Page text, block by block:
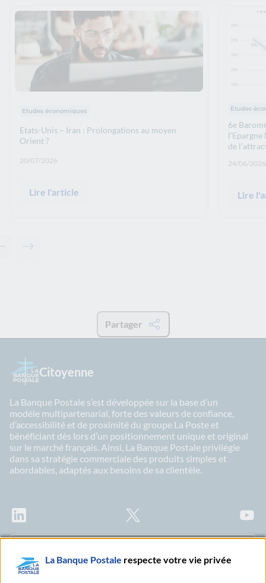
Thématiques : :
Etudes économiques
Etats-Unis – Iran : Prolongations au moyen
Orient ?
Date de publication: :
20/07/2026
Lire l'article
Etudes
6e
de
Date de
24/06/2026
Lire
Contenu précédent - Actualités associées
Contenu suivant - Actualités associées
Partager
Citoyenne
La Banque Postale s’est développée sur la base d’un
modèle multipartenarial, forte des valeurs de confiance,
d’accessibilité et de proximité du groupe La Poste et
bénéficiant dès lors d’un positionnement unique et original
sur le marché français. Ainsi, La Banque Postale privilégie
dans sa stratégie commerciale des produits simples et
abordables, adaptés aux besoins de sa clientèle.
Citoyenne
La Banque Postale respecte votre vie privée